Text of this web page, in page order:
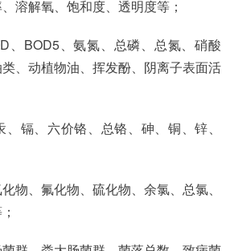
溶解氧、饱和度、透明度等；
、BOD5、氨氮、总磷、总氮、硝酸
、动植物油、挥发酚、阴离子表面活
、镉、六价铬、总铬、砷、铜、锌、
化物、氟化物、硫化物、余氯、总氯、